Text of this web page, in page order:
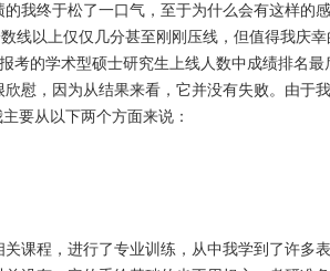
我终于松了一口气，至于为什么会有这样的
线以上仅仅几分甚至刚刚压线，但值得我庆
考的学术型硕士研究生上线人数中成绩排名
慰，因为从结果来看，它并没有失败。由于
要从以下两个方面来说：
课程，进行了专业训练，从中我学到了许多